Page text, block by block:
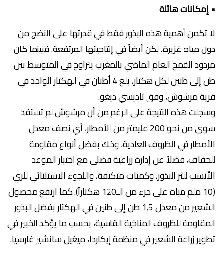
• إمكانات هائلة
لا تكمن أهمية هذه البذور فقط في قدرتها على النضج من
دون مياه غزيرة، لكن أيضاً في إنتاجيتها المرتفعة. فبينما كان
مردود القمح العام الماضي بالمغرب يتراوح في المتوسط بين
طن إلى طنين لكل هكتار، بلغ 4 أطنان في الهكتار الواحد في
قرية مرشوش، وفق تاديسي ديغو.
وسجلت هذه النتيجة على الرغم من أن مرشوش لم تستفد
سوى من نحو 200 مليمتر من الأمطار، أي نصف معدل
الأمطار في الظروف العادية، وذلك بفضل أنواع مقاومة
للجفاف، فضلاً عن إدارة زراعية فضلى مع اختيار الموعد
الأنسب لنثر البذور، وكميات متكيفة، واللجوء الاستثنائي للري
(10 ملم مياه على جزء من الـ120 هكتاراً). كما ارتفع محصول
الشعير من معدل 1,5 طن إلى طنين في الهكتار بفضل البذور
المقاومة للظروف المناخية القاسية، بحسب ما يؤكد الخبير في
تطوير زراعة الشعير في منظمة إيكاردا، ميغيل سانشيز غارسيا.